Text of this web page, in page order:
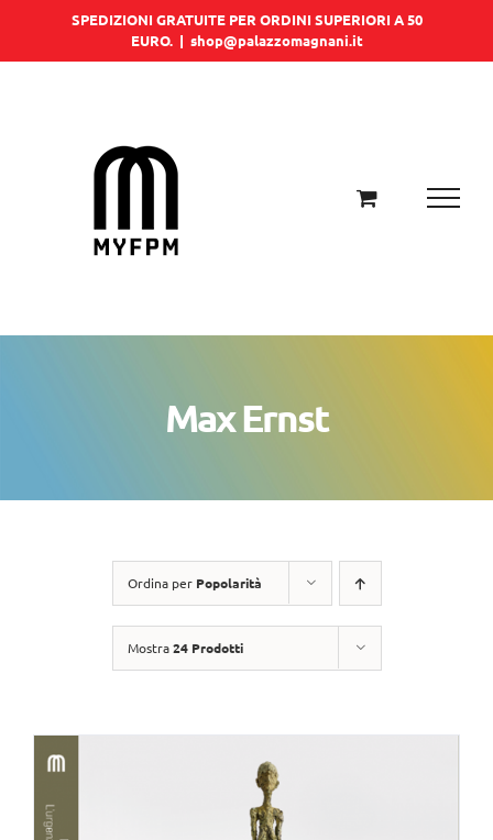
SPEDIZIONI GRATUITE PER ORDINI SUPERIORI A 50
EURO. | shop@palazzomagnani.it
Max Ernst
Ordina per Popolarità
Mostra24 Prodotti